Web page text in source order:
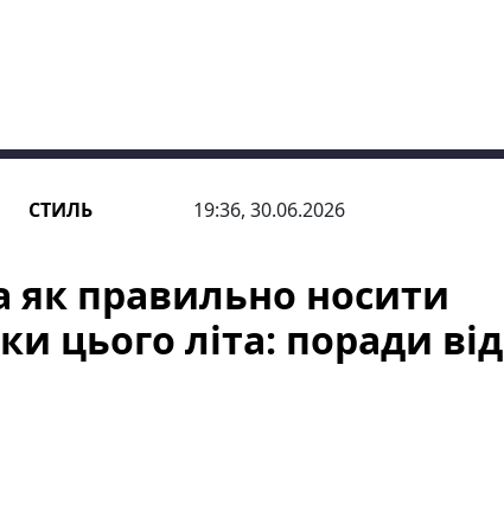
СТИЛЬ 19:36, 30.06.2026
як правильно носити
цього літа: поради від